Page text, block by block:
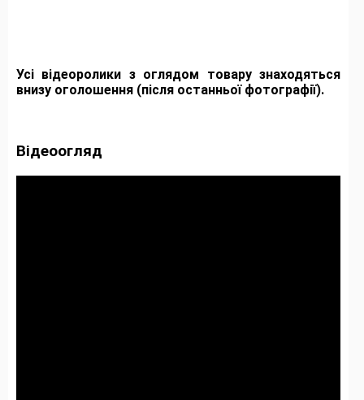
Усі відеоролики з оглядом товару знаходяться
внизу оголошення (після останньої фотографії).
Відеоогляд